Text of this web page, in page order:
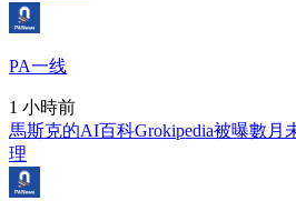
PA一线
1 小時前
馬斯克的AI百科Grokipedia被曝數月
理